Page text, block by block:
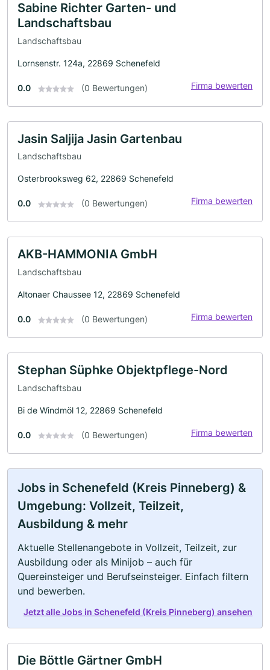
Sabine Richter Garten- und
Landschaftsbau
Landschaftsbau
Lornsenstr. 124a, 22869 Schenefeld
0.0 (0 Bewertungen) Firma bewerten
Jasin Saljija Jasin Gartenbau
Landschaftsbau
Osterbrooksweg 62, 22869 Schenefeld
0.0 (0 Bewertungen) Firma bewerten
AKB-HAMMONIA GmbH
Landschaftsbau
Altonaer Chaussee 12, 22869 Schenefeld
0.0 (0 Bewertungen) Firma bewerten
Stephan Süphke Objektpflege-Nord
Landschaftsbau
Bi de Windmöl 12, 22869 Schenefeld
0.0 (0 Bewertungen) Firma bewerten
Jobs in Schenefeld (Kreis Pinneberg) &
Umgebung: Vollzeit, Teilzeit,
Ausbildung & mehr
Aktuelle Stellenangebote in Vollzeit, Teilzeit, zur
Ausbildung oder als Minijob – auch für
Quereinsteiger und Berufseinsteiger. Einfach filtern
und bewerben.
Jetzt alle Jobs in Schenefeld (Kreis Pinneberg) ansehen
Die Böttle Gärtner GmbH